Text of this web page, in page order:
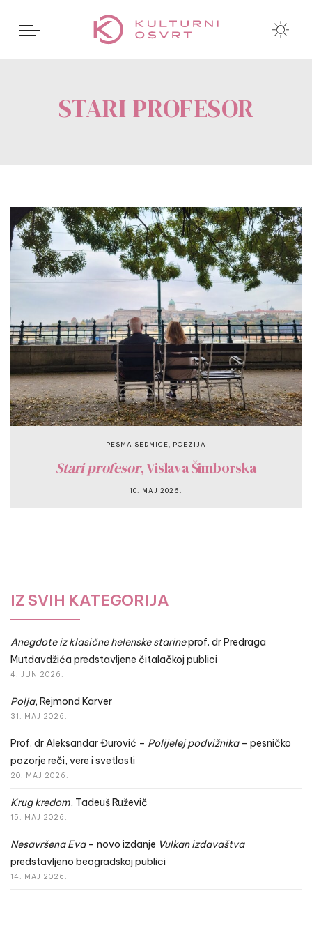
STARI PROFESOR
PESMA SEDMICE POEZIJA
Stari profesor, Vislava Šimborska
10. MAJ 2026.
IZ SVIH KATEGORIJA
Anegdote iz klasične helenske starineprof. dr Predraga
Mutdavdžića predstavljene čitalačkoj publici
4. JUN 2026.
Polja, Rejmond Karver
31. MAJ 2026.
Prof. dr Aleksandar Đurović – Polijelej podvižnika– pesničko
pozorje reči, vere i svetlosti
20. MAJ 2026.
Krug kredom, Tadeuš Ruževič
15. MAJ 2026.
Nesavršena Eva– novo izdanje Vulkan izdavaštva
predstavljeno beogradskoj publici
14. MAJ 2026.